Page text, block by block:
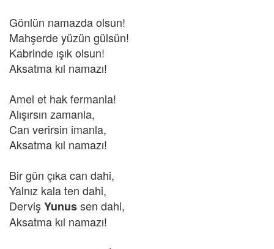
Gönlün namazda olsun!
Mahşerde yüzün gülsün!
Kabrinde ışık olsun!
Aksatma kıl namazı!
Amel et hak fermanla!
Alışırsın zamanla,
Can verirsin imanla,
Aksatma kıl namazı!
Bir gün çıka can dahi,
Yalnız kala ten dahi,
DervişYunussen dahi,
Aksatma kıl namazı!